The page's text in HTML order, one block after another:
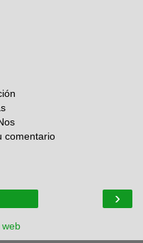
comentario
›